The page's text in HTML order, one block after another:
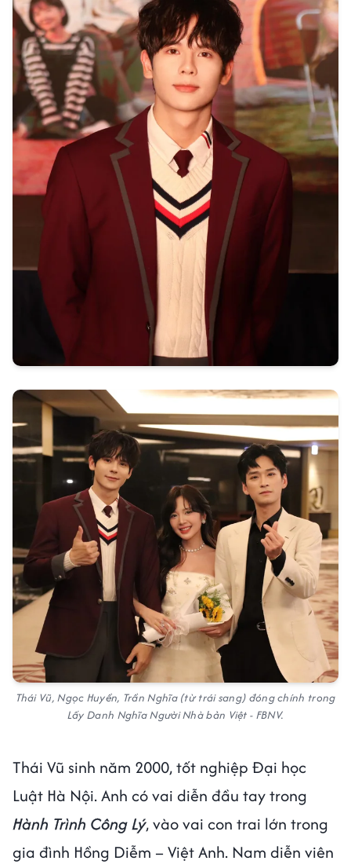
Thái Vũ, Ngọc Huyền, Trần Nghĩa (từ trái sang) đóng chính trong
Lấy Danh Nghĩa Người Nhà bản Việt - FBNV.
Thái Vũ sinh năm 2000, tốt nghiệp Đại học
Luật Hà Nội. Anh có vai diễn đầu tay trong
Hành Trình Công Lý, vào vai con trai lớn trong
gia đình Hồng Diễm – Việt Anh. Nam diễn viên